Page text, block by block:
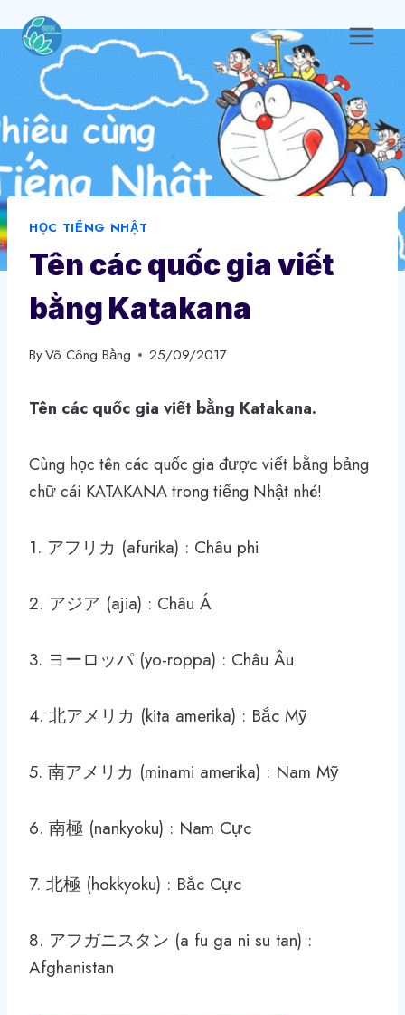
content
HỌC TIẾNG NHẬT
Tên các quốc gia viết
bằng Katakana
ByVõ Công Bằng 25/09/2017
Tên các quốc gia viết bằng Katakana.
Cùng học tên các quốc gia được viết bằng bảng
chữ cái KATAKANA trong tiếng Nhật nhé!
1. アフリカ (afurika) : Châu phi
2. アジア (ajia) : Châu Á
3. ヨーロッパ (yo-roppa) : Châu Âu
4. 北アメリカ (kita amerika) : Bắc Mỹ
5. 南アメリカ (minami amerika) : Nam Mỹ
6. 南極 (nankyoku) : Nam Cực
7. 北極 (hokkyoku) : Bắc Cực
8. アフガニスタン (a fu ga ni su tan) :
Afghanistan